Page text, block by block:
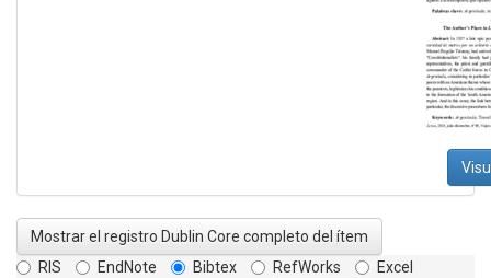
Mostrar el registro Dublin Core completo del ítem
RIS
EndNote Bibtex RefWorks
Excel